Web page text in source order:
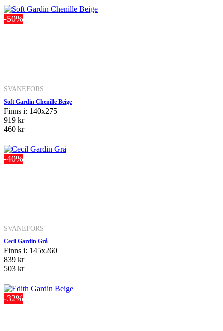
-50%
SVANEFORS
Soft Gardin Chenille Beige
Finns i: 140x275
919 kr
460 kr
-40%
SVANEFORS
Cecil Gardin Grå
Finns i: 145x260
839 kr
503 kr
-32%